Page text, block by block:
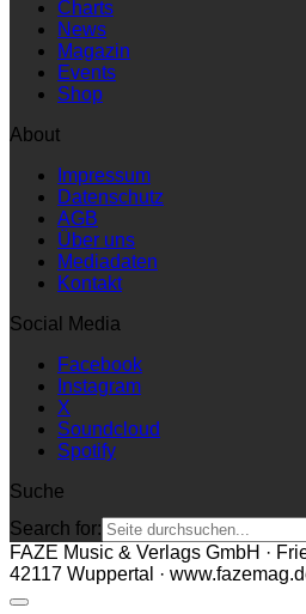
Charts
News
Magazin
Events
Shop
About
Impressum
Datenschutz
AGB
Über uns
Mediadaten
Kontakt
Social Media
Facebook
Instagram
X
Soundcloud
Spotify
Suche
Search for:
FAZE Music & Verlags GmbH ·
42117 Wuppertal ·